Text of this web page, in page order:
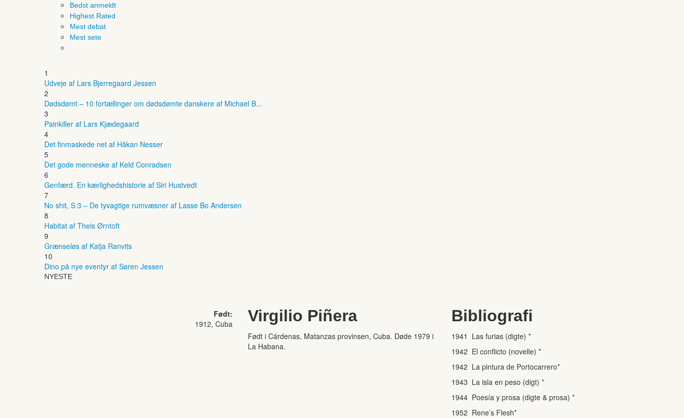
Bedst anmeldt
Highest Rated
Mest debat
Mest sete
1
Udveje af Lars Bjerregaard Jessen
2
Dødsdømt – 10 fortællinger om dødsdømte danskere af Michael B...
3
Painkiller af Lars Kjædegaard
4
Det finmaskede net af Håkan Nesser
5
Det gode menneske af Keld Conradsen
6
Genfærd. En kærlighedshistorie af Siri Hustvedt
7
No shit, S 3 – De tyvagtige rumvæsner af Lasse Bo Andersen
8
Habitat af Theis Ørntoft
9
Grænseløs af Katja Ranvits
10
Dino på nye eventyr af Søren Jessen
NYESTE
Født:
1912, Cuba
Virgilio Piñera
Født i Cárdenas, Matanzas provinsen, Cuba. Døde 1979 i
La Habana.
Bibliografi
1941 Las furias (digte) *
1942 El conflicto (novelle) *
1942 La pintura de Portocarrero*
1943 La isla en peso (digt) *
1944 Poesía y prosa (digte & prosa) *
1952 Rene’s Flesh*